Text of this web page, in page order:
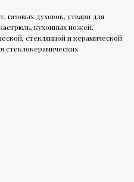
газовых духовок, утвари для
кухонных ножей,
стеклянной и керамической
стеклокерамических